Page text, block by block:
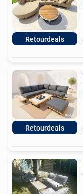
Retourdeals
Retourdeals